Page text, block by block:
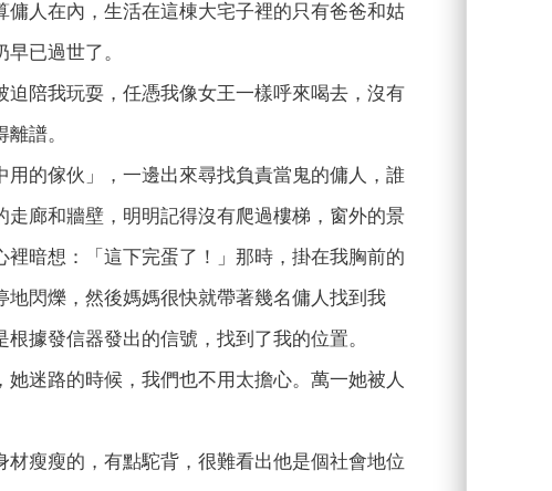
人在內，生活在這棟大宅子裡的只有爸爸和姑
已過世了。
陪我玩耍，任憑我像女王一樣呼來喝去，沒有
譜。
的傢伙」，一邊出來尋找負責當鬼的傭人，誰
廊和牆壁，明明記得沒有爬過樓梯，窗外的景
暗想：「這下完蛋了！」那時，掛在我胸前的
閃爍，然後媽媽很快就帶著幾名傭人找到我
據發信器發出的信號，找到了我的位置。
迷路的時候，我們也不用太擔心。萬一她被人
瘦瘦的，有點駝背，很難看出他是個社會地位